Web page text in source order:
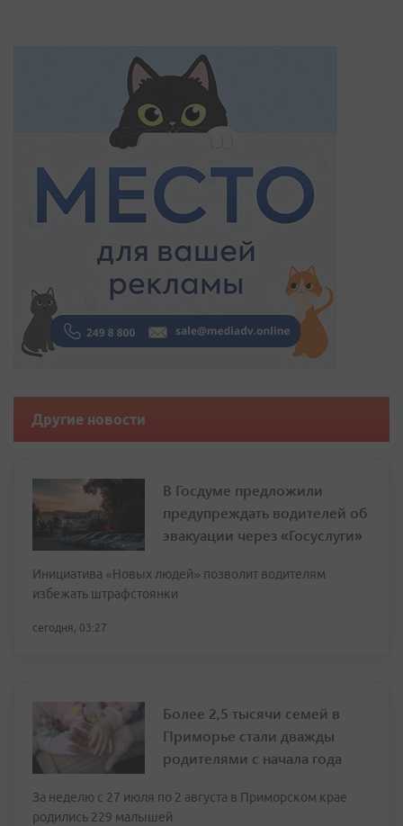
Другие новости
В Госдуме предложили
предупреждать водителей об
эвакуации через «Госуслуги»
Инициатива «Новых людей» позволит водителям
избежать штрафстоянки
сегодня, 03:27
Более 2,5 тысячи семей в
Приморье стали дважды
родителями с начала года
За неделю с 27 июля по 2 августа в Приморском крае
родились 229 малышей